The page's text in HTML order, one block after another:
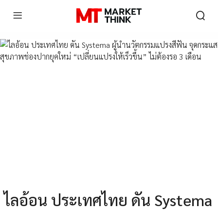
ไลอ้อน ประเทศไทย ดัน Systema